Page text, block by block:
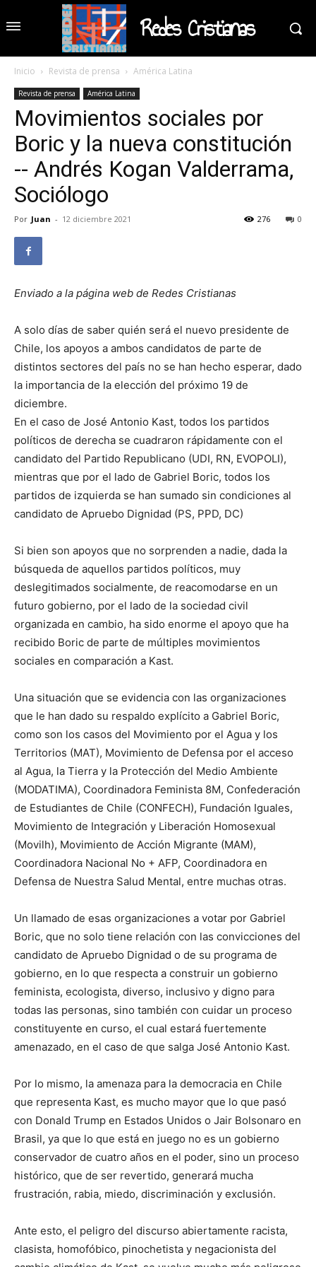
Redes Cristianas
Inicio Revista de prensa América Latina
Revista de prensa América Latina
Movimientos sociales por
Boric y la nueva constitución
-- Andrés Kogan Valderrama,
Sociólogo
Por Juan - 12 diciembre 2021 0
276
Enviado a la página web de Redes Cristianas
A solo días de saber quién será el nuevo presidente de
Chile, los apoyos a ambos candidatos de parte de
distintos sectores del país no se han hecho esperar, dado
la importancia de la elección del próximo 19 de
diciembre.
En el caso de José Antonio Kast, todos los partidos
políticos de derecha se cuadraron rápidamente con el
candidato del Partido Republicano (UDI, RN, EVOPOLI),
mientras que por el lado de Gabriel Boric, todos los
partidos de izquierda se han sumado sin condiciones al
candidato de Apruebo Dignidad (PS, PPD, DC)
Si bien son apoyos que no sorprenden a nadie, dada la
búsqueda de aquellos partidos políticos, muy
deslegitimados socialmente, de reacomodarse en un
futuro gobierno, por el lado de la sociedad civil
organizada en cambio, ha sido enorme el apoyo que ha
recibido Boric de parte de múltiples movimientos
sociales en comparación a Kast.
Una situación que se evidencia con las organizaciones
que le han dado su respaldo explícito a Gabriel Boric,
como son los casos del Movimiento por el Agua y los
Territorios (MAT), Movimiento de Defensa por el acceso
al Agua, la Tierra y la Protección del Medio Ambiente
(MODATIMA), Coordinadora Feminista 8M, Confederación
de Estudiantes de Chile (CONFECH), Fundación Iguales,
Movimiento de Integración y Liberación Homosexual
(Movilh), Movimiento de Acción Migrante (MAM),
Coordinadora Nacional No + AFP, Coordinadora en
Defensa de Nuestra Salud Mental, entre muchas otras.
Un llamado de esas organizaciones a votar por Gabriel
Boric, que no solo tiene relación con las convicciones del
candidato de Apruebo Dignidad o de su programa de
gobierno, en lo que respecta a construir un gobierno
feminista, ecologista, diverso, inclusivo y digno para
todas las personas, sino también con cuidar un proceso
constituyente en curso, el cual estará fuertemente
amenazado, en el caso de que salga José Antonio Kast.
Por lo mismo, la amenaza para la democracia en Chile
que representa Kast, es mucho mayor que lo que pasó
con Donald Trump en Estados Unidos o Jair Bolsonaro en
Brasil, ya que lo que está en juego no es un gobierno
conservador de cuatro años en el poder, sino un proceso
histórico, que de ser revertido, generará mucha
frustración, rabia, miedo, discriminación y exclusión.
Ante esto, el peligro del discurso abiertamente racista,
clasista, homofóbico, pinochetista y negacionista del